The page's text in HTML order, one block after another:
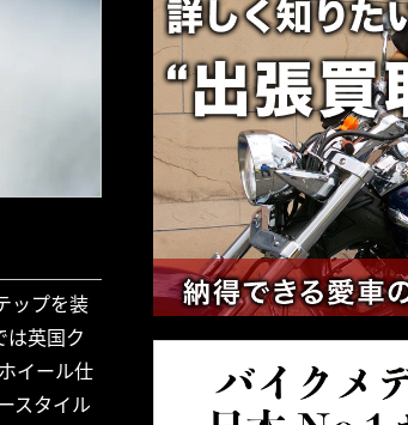
ップを装
英国ク
イール仕
スタイル